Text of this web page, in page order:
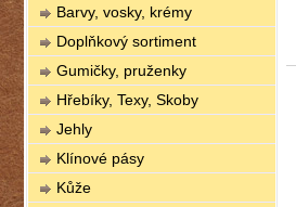
Barvy, vosky, krémy
Doplňkový sortiment
Gumičky, pruženky
Hřebíky, Texy, Skoby
Jehly
Klínové pásy
Kůže